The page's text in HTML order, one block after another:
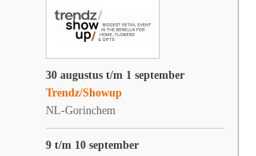
30 augustus t/m 1 september
Trendz/Showup
NL-Gorinchem
9 t/m 10 september